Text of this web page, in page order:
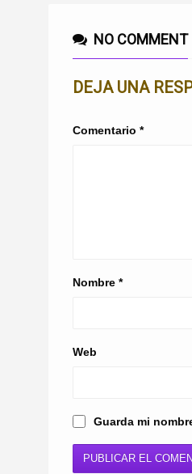
NO COMMENT
DEJA UNA
Comentario *
Nombre *
Web
Guarda mi